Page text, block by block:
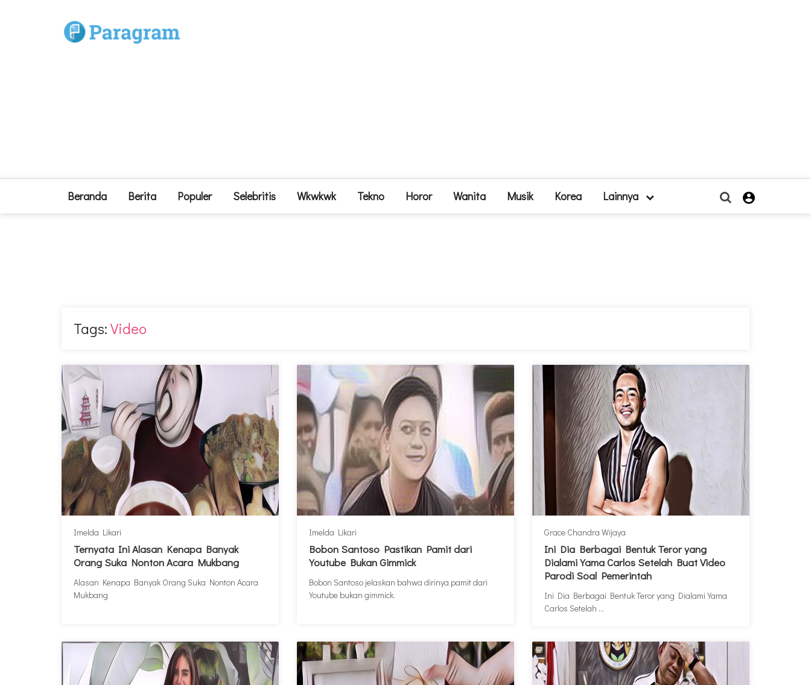
Beranda Berita Populer Selebritis Wkwkwk Tekno Horor Wanita Musik Korea Lainnya 
Tags:Video
Imelda Likari
Ternyata Ini Alasan Kenapa Banyak
Orang Suka Nonton Acara Mukbang
Alasan Kenapa Banyak Orang Suka Nonton Acara
Mukbang
Imelda Likari
Bobon Santoso Pastikan Pamit dari
Youtube Bukan Gimmick
Bobon Santoso jelaskan bahwa dirinya pamit dari
Youtube bukan gimmick.
Grace Chandra Wijaya
Ini Dia Berbagai Bentuk Teror yang
Dialami Yama Carlos Setelah Buat Video
Parodi Soal Pemerintah
Ini Dia Berbagai Bentuk Teror yang Dialami Yama
Carlos Setelah ...